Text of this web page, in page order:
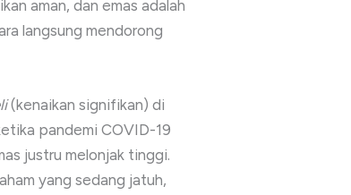
aman, dan emas adalah
langsung mendorong
(kenaikan signifikan) di
pandemi COVID-19
justru melonjak tinggi.
yang sedang jatuh,